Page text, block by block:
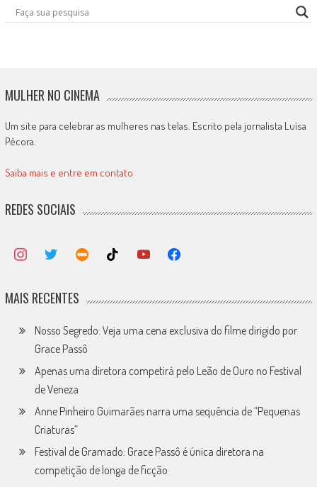
MULHER NO CINEMA
Um site para celebrar as mulheres nas telas. Escrito pela jornalista Luísa
Pécora.
Saiba mais e entre em contato
REDES SOCIAIS
MAIS RECENTES
Nosso Segredo: Veja uma cena exclusiva do filme dirigido por
Grace Passô
Apenas uma diretora competirá pelo Leão de Ouro no Festival
de Veneza
Anne Pinheiro Guimarães narra uma sequência de “Pequenas
Criaturas”
Festival de Gramado: Grace Passô é única diretora na
competição de longa de ficção